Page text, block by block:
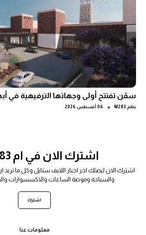
سڤن تفتتح أولى وجهاتها الترفيهية في
بقلم M283
● 06 أغسطس 2026
اشترك الان في ام 283 ارابيا
اشترك الان ليصلك اخر اخبار اللايف ستايل وكل ما
والسياحة وموضة الساعات والاكسسوارات
اشترك
معلومات عنا